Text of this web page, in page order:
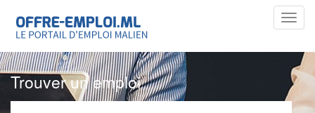
Trouver un emploi